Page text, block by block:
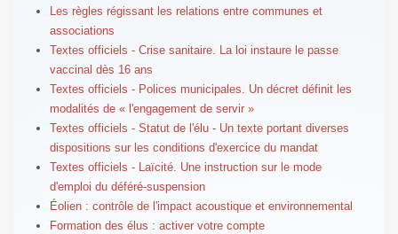
Les règles régissant les relations entre communes et
associations
Textes officiels - Crise sanitaire. La loi instaure le passe
vaccinal dès 16 ans
Textes officiels - Polices municipales. Un décret définit les
modalités de « l'engagement de servir »
Textes officiels - Statut de l'élu - Un texte portant diverses
dispositions sur les conditions d'exercice du mandat
Textes officiels - Laïcité. Une instruction sur le mode
d'emploi du déféré-suspension
Éolien : contrôle de l'impact acoustique et environnemental
Formation des élus : activer votre compte